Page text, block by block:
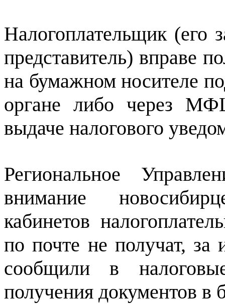
Налогоплательщик (его
представитель) вправе
на бумажном носителе
органе либо через
выдаче налогового
Региональное
внимание
кабинетов
по почте не получат, за
сообщили в
получения документов в